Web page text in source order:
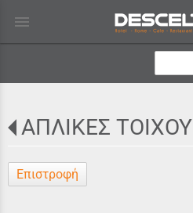
menu
ΑΠΛΙΚΕΣ ΤΟΙΧΟΥ
Επιστροφή